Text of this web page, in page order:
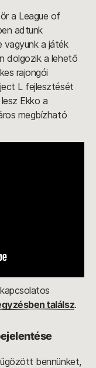
a League of
adtunk
vagyunk a játék
dolgozik a lehető
rajongói
L fejlesztését
Ekko a
megbízható
találsz.
bennünket,